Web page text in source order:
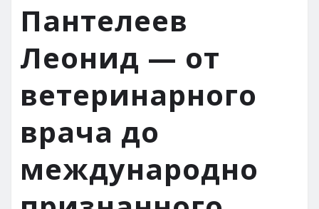
Пантелеев
Леонид — от
ветеринарного
врача до
международно